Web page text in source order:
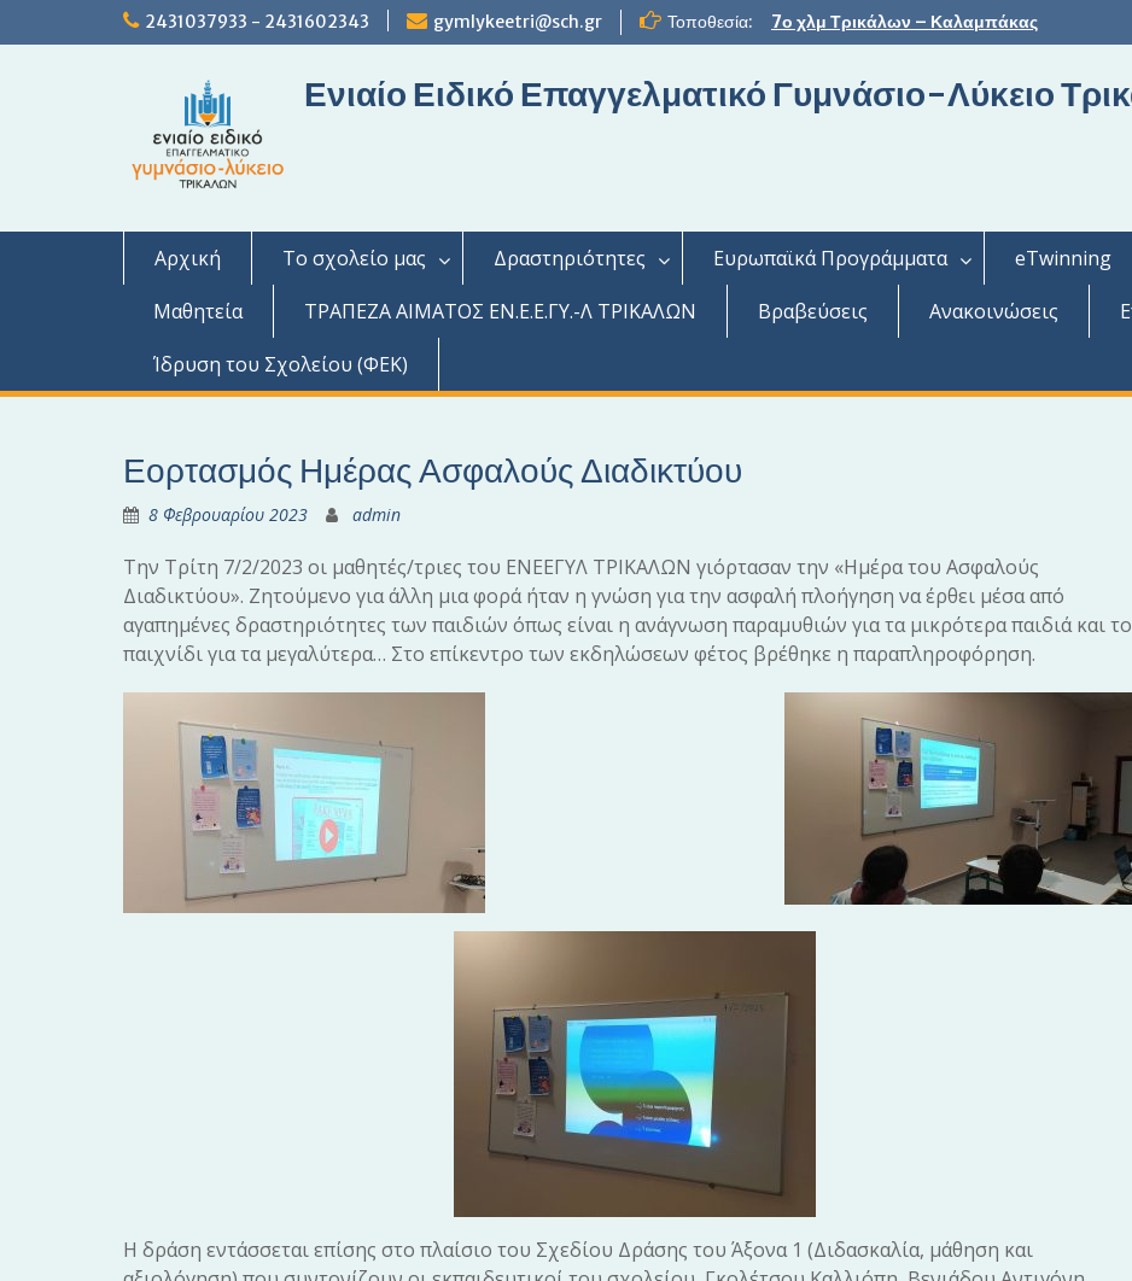
2431037933 - 2431602343 gymlykeetri@sch.gr Τοποθεσία: 7ο χλμ Τρικάλων – Καλαμπάκας
Ενιαίο Ειδικό Επαγγελματικό Γυμνάσιο-Λύκειο
Αρχική Το σχολείο μας Δραστηριότητες Ευρωπαϊκά Προγράμματα eTwinning
Μαθητεία
ΤΡΑΠΕΖΑ ΑΙΜΑΤΟΣ ΕΝ.Ε.Ε.ΓΥ.-Λ ΤΡΙΚΑΛΩΝ Βραβεύσεις Ανακοινώσεις
Ίδρυση του Σχολείου (ΦΕΚ)
Εορτασμός Ημέρας Ασφαλούς Διαδικτύου
8 Φεβρουαρίου 2023 admin
Την Τρίτη 7/2/2023 οι μαθητές/τριες του ΕΝΕΕΓΥΛ ΤΡΙΚΑΛΩΝ γιόρτασαν την «Ημέρα του Ασφαλούς
Διαδικτύου». Ζητούμενο για άλλη μια φορά ήταν η γνώση για την ασφαλή πλοήγηση να έρθει μέσα από
αγαπημένες δραστηριότητες των παιδιών όπως είναι η ανάγνωση παραμυθιών για τα μικρότερα παιδιά και το
παιχνίδι για τα μεγαλύτερα… Στο επίκεντρο των εκδηλώσεων φέτος βρέθηκε η παραπληροφόρηση.
Η δράση εντάσσεται επίσης στο πλαίσιο του Σχεδίου Δράσης του Άξονα 1 (Διδασκαλία, μάθηση και